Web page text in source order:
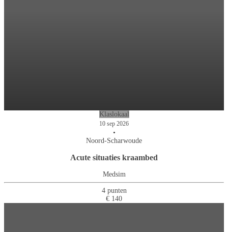
Klaslokaal
10 sep 2026
•
Noord-Scharwoude
Acute situaties kraambed
Medsim
4 punten
€ 140